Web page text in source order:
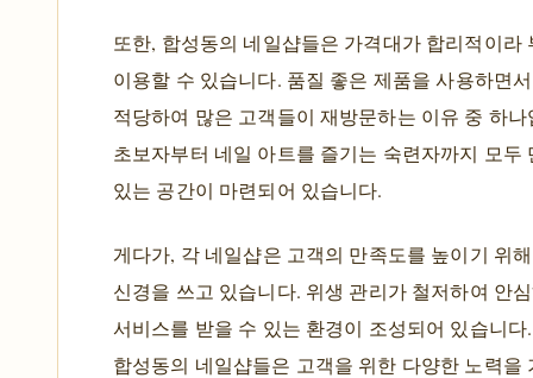
또한, 합성동의 네일샵들은 가격대가 합리적이라
이용할 수 있습니다. 품질 좋은 제품을 사용하면
적당하여 많은 고객들이 재방문하는 이유 중 하나
초보자부터 네일 아트를 즐기는 숙련자까지 모두
있는 공간이 마련되어 있습니다.
게다가, 각 네일샵은 고객의 만족도를 높이기 위
신경을 쓰고 있습니다. 위생 관리가 철저하여 안
서비스를 받을 수 있는 환경이 조성되어 있습니다
합성동의 네일샵들은 고객을 위한 다양한 노력을